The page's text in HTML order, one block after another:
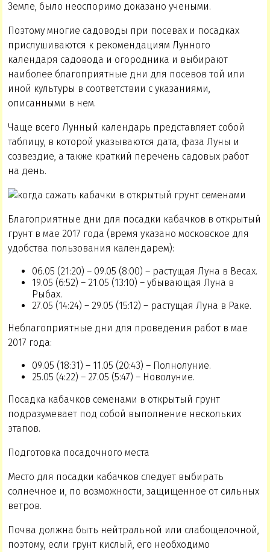
Земле, было неоспоримо доказано учеными.
Поэтому многие садоводы при посевах и посадках
прислушиваются к рекомендациям Лунного
календаря садовода и огородника и выбирают
наиболее благоприятные дни для посевов той или
иной культуры в соответствии с указаниями,
описанными в нем.
Чаще всего Лунный календарь представляет собой
таблицу, в которой указываются дата, фаза Луны и
созвездие, а также краткий перечень садовых работ
на день.
Благоприятные дни для посадки кабачков в открытый
грунт в мае 2017 года (время указано московское для
удобства пользования календарем):
06.05 (21:20) – 09.05 (8:00) – растущая Луна в Весах.
19.05 (6:52) – 21.05 (13:10) – убывающая Луна в
Рыбах.
27.05 (14:24) – 29.05 (15:12) – растущая Луна в Раке.
Неблагоприятные дни для проведения работ в мае
2017 года:
09.05 (18:31) – 11.05 (20:43) – Полнолуние.
25.05 (4:22) – 27.05 (5:47) – Новолуние.
Посадка кабачков семенами в открытый грунт
подразумевает под собой выполнение нескольких
этапов.
Подготовка посадочного места
Место для посадки кабачков следует выбирать
солнечное и, по возможности, защищенное от сильных
ветров.
Почва должна быть нейтральной или слабощелочной,
поэтому, если грунт кислый, его необходимо